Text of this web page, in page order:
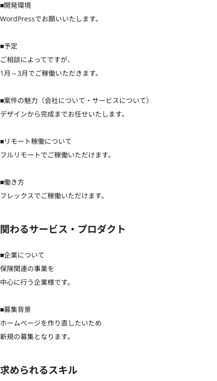
■開発環境
WordPressでお願いいたします。
■予定
ご相談によってですが、
1月～3月でご稼働いただきます。
■案件の魅力（会社について・サービスについて）
デザインから完成までお任せいたします。
■リモート稼働について
フルリモートでご稼働いただけます。
■働き方
フレックスでご稼働いただけます。
関わるサービス・プロダクト
■企業について
保険関連の事業を
中心に行う企業様です。
■募集背景
ホームページを作り直したいため
新規の募集となります。
求められるスキル